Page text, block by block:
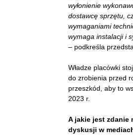
wyłonienie
dostawcę sprzętu,
wymaganiami
wymaga instalacji i
– podkreśla
Władze placówki
do zrobienia przed
przeszkód, aby to
2023 r.
A jakie jest zdanie
dyskusji w